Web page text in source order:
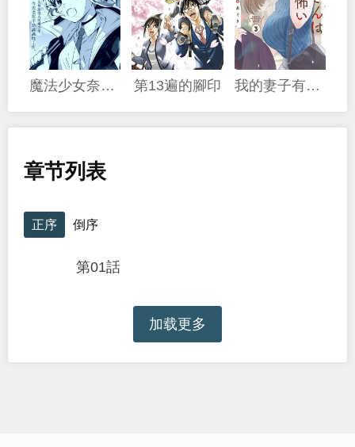
魔法少女奈葉 EXCEEDS 第13遍的腳印 我的妻子有點可怕
章节列表
正序 倒序
第01話
加载更多